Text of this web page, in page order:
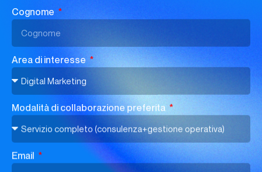
Area di interesse
Modalità di collaborazione preferita
Email
Azienda / Brand